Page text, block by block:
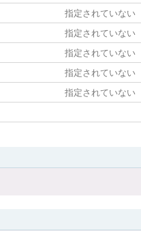
指定されていない
指定されていない
指定されていない
指定されていない
指定されていない